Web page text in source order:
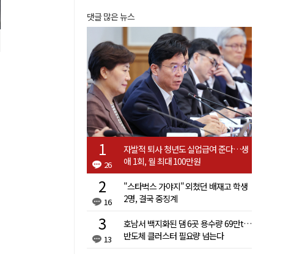
댓글 많은 뉴스
26
자발적 퇴사 청년도 실업급여 준다…생
애 1회, 월 최대 100만원
16
"스타벅스 가야지" 외쳤던 배재고 학생
2명, 결국 중징계
13
호남서 백지화된 댐 6곳 용수량 69만t…
반도체 클러스터 필요량 넘는다